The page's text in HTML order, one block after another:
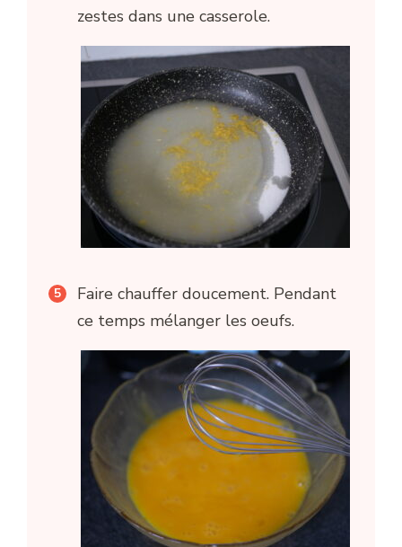
zestes dans une casserole.
Faire chauffer doucement. Pendant
ce temps mélanger les oeufs.